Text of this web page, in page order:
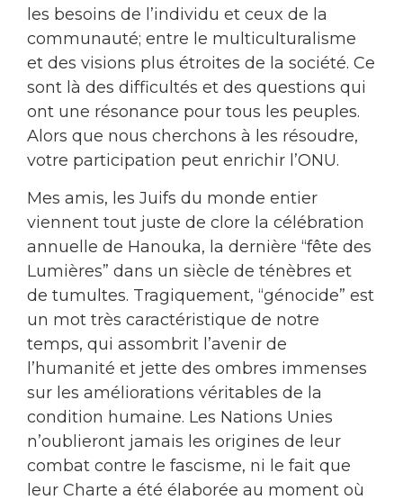
les besoins de l’individu et ceux de la
communauté; entre le multiculturalisme
et des visions plus étroites de la société. Ce
sont là des difficultés et des questions qui
ont une résonance pour tous les peuples.
Alors que nous cherchons à les résoudre,
votre participation peut enrichir l’ONU.
Mes amis, les Juifs du monde entier
viennent tout juste de clore la célébration
annuelle de Hanouka, la dernière “fête des
Lumières” dans un siècle de ténèbres et
de tumultes. Tragiquement, “génocide” est
un mot très caractéristique de notre
temps, qui assombrit l’avenir de
l’humanité et jette des ombres immenses
sur les améliorations véritables de la
condition humaine. Les Nations Unies
n’oublieront jamais les origines de leur
combat contre le fascisme, ni le fait que
leur Charte a été élaborée au moment où